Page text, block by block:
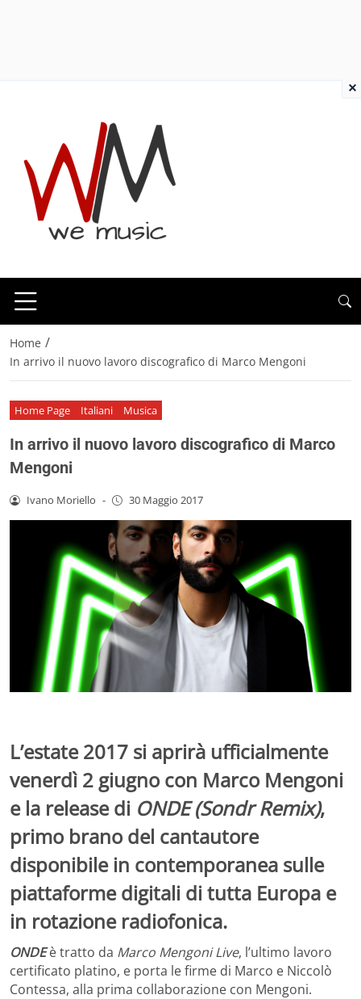
Home /
In arrivo il nuovo lavoro discografico di Marco Mengoni
Home Page Italiani Musica
In arrivo il nuovo lavoro discografico di Marco
Mengoni
Ivano Moriello - 30 Maggio 2017
L’estate 2017 si aprirà ufficialmente
venerdì 2 giugno con Marco Mengoni
e la releasedi ONDE (Sondr Remix),
primo brano del cantautore
disponibile in contemporanea sulle
piattaforme digitali di tutta Europa e
in rotazione radiofonica.
ONDEè tratto da Marco Mengoni Live, l’ultimo lavoro
certificato platino, e porta le firme di Marco e Niccolò
Contessa, alla prima collaborazione con Mengoni.
×